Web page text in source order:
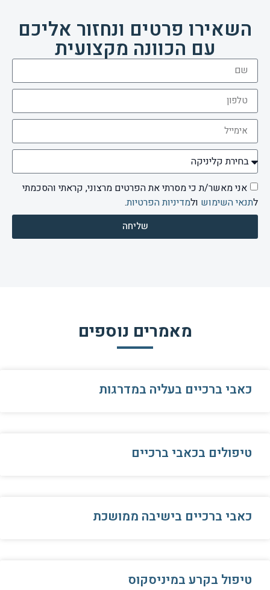
השאירו פרטים ונחזור אליכם
עם הכוונה מקצועית
אני מאשר/ת כי מסרתי את הפרטים מרצוני, קראתי והסכמתי
לתנאי השימוש ולמדיניות הפרטיות.
שליחה
מאמרים נוספים
כאבי ברכיים בעליה במדרגות
טיפולים בכאבי ברכיים
כאבי ברכיים בישיבה ממושכת
טיפול בקרע במיניסקוס